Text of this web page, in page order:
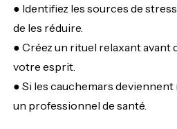
● Identifiez les sources de
de les réduire.
● Créez un rituel relaxant
votre esprit.
● Si les cauchemars
un professionnel de santé.